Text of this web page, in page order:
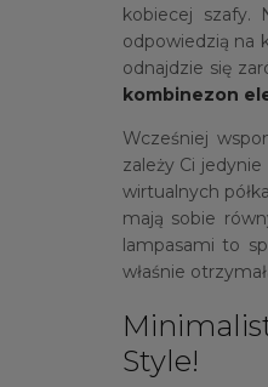
kobiecej szafy.
odpowiedzią na
odnajdzie się
kombinezon
Wcześniej
zależy Ci
wirtualnych
mają sobie
lampasami to
właśnie
Style!